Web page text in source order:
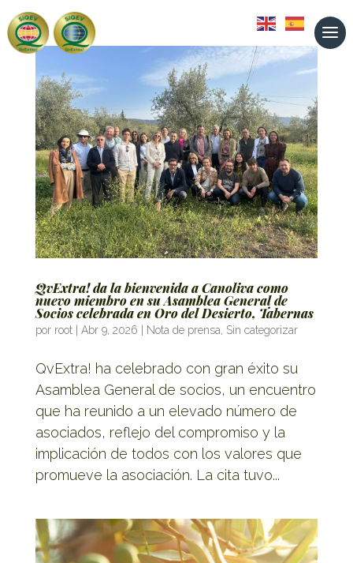
QvExtra! da la bienvenida a Canoliva como
nuevo miembro en su Asamblea General de
Socios celebrada en Oro del Desierto, Tabernas
por root| Abr 9, 2026 Nota de prensa Sin categorizar
QvExtra! ha celebrado con gran éxito su
Asamblea General de socios, un encuentro
que ha reunido a un elevado número de
asociados, reflejo del compromiso y la
implicación de todos con los valores que
promueve la asociación. La cita tuvo...